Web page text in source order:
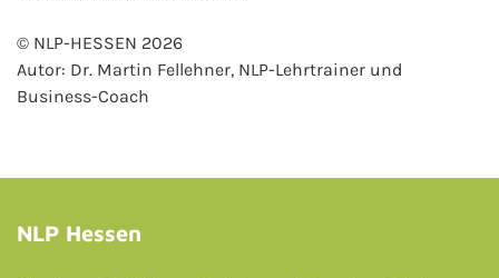
© NLP-HESSEN 2026
Autor: Dr. Martin Fellehner, NLP-Lehrtrainer und
Business-Coach
NLP Hessen